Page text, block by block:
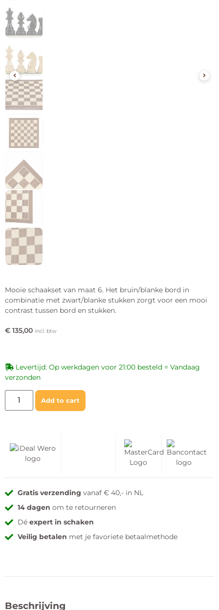
Mooie schaakset van maat 6. Het bruin/blanke bord in
combinatie met zwart/blanke stukken zorgt voor een mooi
contrast tussen bord en stukken.
€ 135,00 incl. btw
Levertijd: Op werkdagen voor 21:00 besteld = Vandaag
verzonden
Add to cart
Gratis verzending vanaf € 40,- in NL
14 dagen om te retourneren
Déexpert in schaken
Veilig betalen met je favoriete betaalmethode
Beschrijving